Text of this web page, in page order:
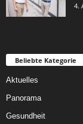
4.
Beliebte Kategorie
Aktuelles
Panorama
Gesundheit